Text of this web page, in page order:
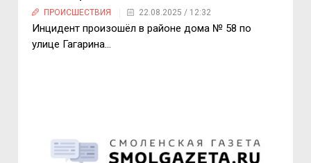
ПРОИСШЕСТВИЯ 22.08.2025 / 12:32
Инцидент произошёл в районе дома № 58 по
улице Гагарина…